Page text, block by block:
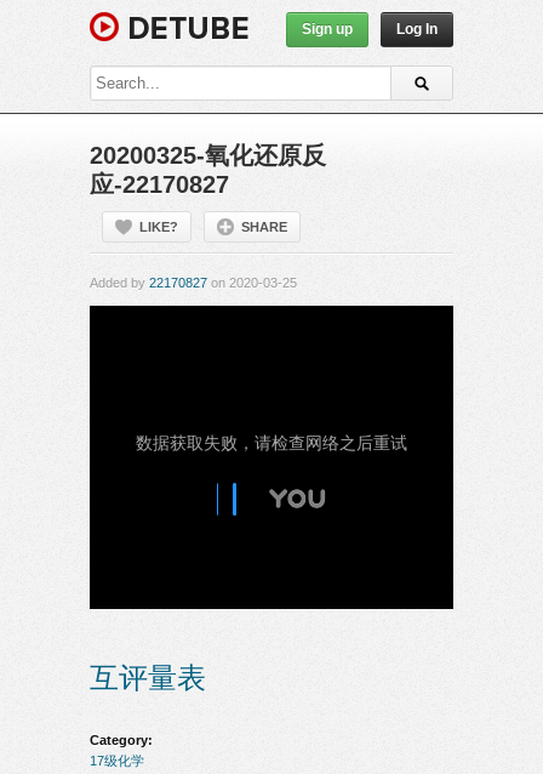
Sign up Log In
20200325-氧化还原反
应-22170827
LIKE? SHARE
Added by 22170827 on 2020-03-25
互评量表
Category:
17级化学